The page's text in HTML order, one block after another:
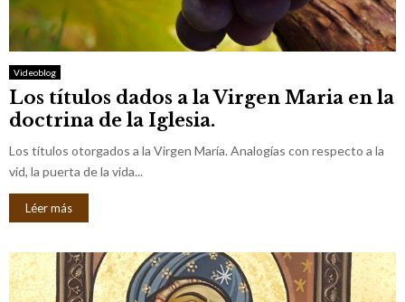
Videoblog
Los títulos dados a la Virgen Maria en la
doctrina de la Iglesia.
Los títulos otorgados a la Virgen María. Analogías con respecto a la
vid, la puerta de la vida...
Léer más